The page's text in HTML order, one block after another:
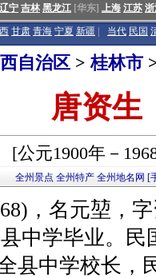
辽宁 吉林 黑龙江 [华东] 上海 江苏
甘肃 青海 宁夏 新疆 当代 民国
自治区 >桂林市
唐资生
[公元1900年－
全州景点 全州特产 全州地名网 [
，名元堃，
中学毕业。
县中学校长，